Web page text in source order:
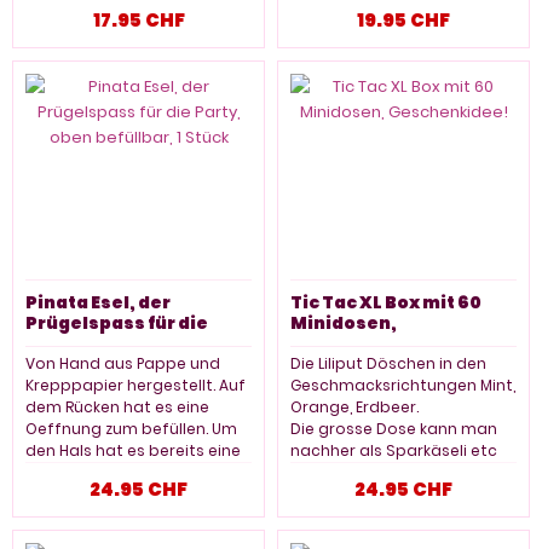
17.95 CHF
Rheinfall erhältlich.
Beutel 500g
19.95 CHF
Pinata Esel, der
Prügelspass für die
Stück
Von Hand aus Pappe und
Krepppapier hergestellt. Auf
dem Rücken hat es eine
Oeffnung zum befüllen. Um
den Hals hat es bereits eine
aufhängen. So, nun Augen
verbinden und los geht der
Prügelspass.
24.95 CHF
Tic Tac XL Box mit 60
Minidosen,
Die Liliput Döschen in den
Geschmacksrichtungen Mint,
Orange, Erdbeer.
Die grosse Dose kann man
nachher als Sparkäseli etc
1 Box mit 60 Minidosen
24.95 CHF